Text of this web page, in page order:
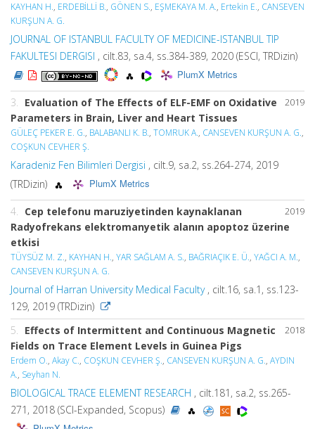
KAYHAN H., ERDEBİLLİ B., GÖNEN S., EŞMEKAYA M. A., Ertekin E., CANSEVEN
KURŞUN A. G.
JOURNAL OF ISTANBUL FACULTY OF MEDICINE-ISTANBUL TIP
FAKULTESI DERGISI , cilt.83, sa.4, ss.384-389, 2020 (ESCI, TRDizin)
PlumX Metrics
2019
3. Evaluation of The Effects of ELF-EMF on Oxidative
Parameters in Brain, Liver and Heart Tissues
GÜLEÇ PEKER E. G., BALABANLI K. B., TOMRUK A., CANSEVEN KURŞUN A. G.,
COŞKUN CEVHER Ş.
Karadeniz Fen Bilimleri Dergisi , cilt.9, sa.2, ss.264-274, 2019
(TRDizin)
PlumX Metrics
2019
4. Cep telefonu maruziyetinden kaynaklanan
Radyofrekans elektromanyetik alanın apoptoz üzerine
etkisi
TÜYSÜZ M. Z., KAYHAN H., YAR SAĞLAM A. S., BAĞRIAÇIK E. Ü., YAĞCI A. M.,
CANSEVEN KURŞUN A. G.
Journal of Harran University Medical Faculty, cilt.16, sa.1, ss.123-
129, 2019 (TRDizin)
2018
5. Effects of Intermittent and Continuous Magnetic
Fields on Trace Element Levels in Guinea Pigs
Erdem O., Akay C., COŞKUN CEVHER Ş., CANSEVEN KURŞUN A. G., AYDIN
A., Seyhan N.
BIOLOGICAL TRACE ELEMENT RESEARCH , cilt.181, sa.2, ss.265-
271, 2018 (SCI-Expanded, Scopus)